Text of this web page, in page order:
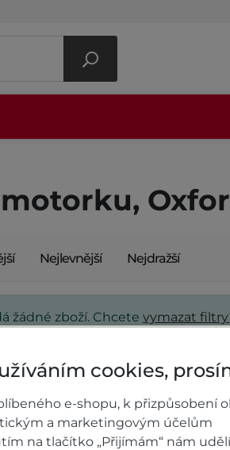
Nejlevnější Nejdražší
žádné zboží. Chcete vymazat filtry
cookies,
e-shopu, k přizpůsobení
a marketingovým účelům
na tlačítko „Přijímám“ nám